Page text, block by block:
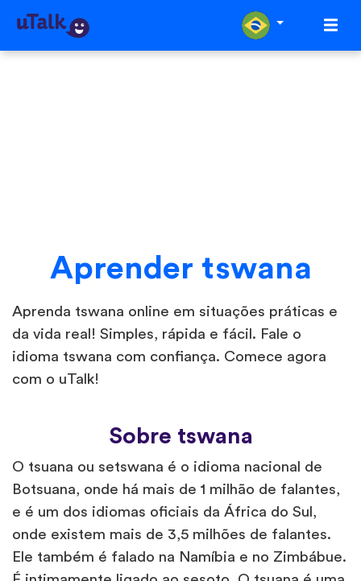
Aprender tswana
Aprenda tswana online em situações práticas e
da vida real! Simples, rápida e fácil. Fale o
idioma tswana com confiança. Comece agora
com o uTalk!
Sobre tswana
O tsuana ou setswana é o idioma nacional de
Botsuana, onde há mais de 1 milhão de falantes,
e é um dos idiomas oficiais da África do Sul,
onde existem mais de 3,5 milhões de falantes.
Ele também é falado na Namíbia e no Zimbábue.